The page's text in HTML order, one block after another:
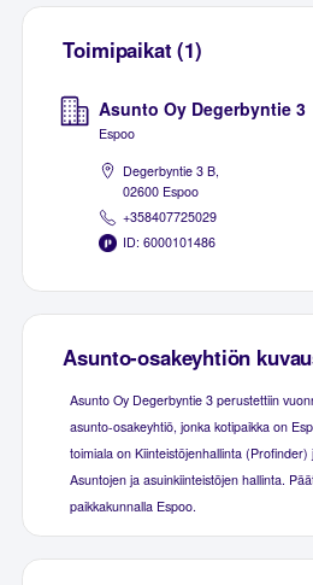
Toimipaikat (1)
Asunto Oy Degerbyntie 3
Espoo
Degerbyntie 3 B,
02600 Espoo
+358407725029
ID: 6000101486
Asunto-osakeyhtiön
Asunto Oy Degerbyntie 3 perustettiin
asunto-osakeyhtiö, jonka kotipaikka on
toimiala on Kiinteistöjenhallinta (Profinder)
Asuntojen ja asuinkiinteistöjen hallinta.
paikkakunnalla Espoo.